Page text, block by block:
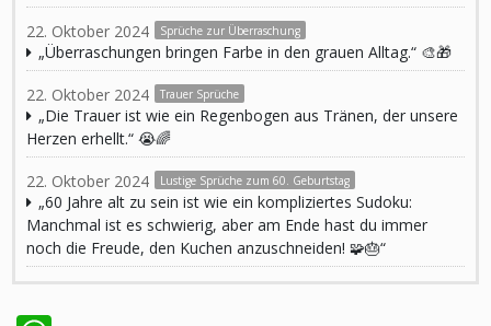
22. Oktober 2024 Sprüche zur Überraschung
„Überraschungen bringen Farbe in den grauen Alltag.“ 🎨🎁
22. Oktober 2024 Trauer Sprüche
„Die Trauer ist wie ein Regenbogen aus Tränen, der unsere
Herzen erhellt.“ 😭🌈
22. Oktober 2024 Lustige Sprüche zum 60. Geburtstag
„60 Jahre alt zu sein ist wie ein kompliziertes Sudoku:
Manchmal ist es schwierig, aber am Ende hast du immer
noch die Freude, den Kuchen anzuschneiden! 🧩🎂“